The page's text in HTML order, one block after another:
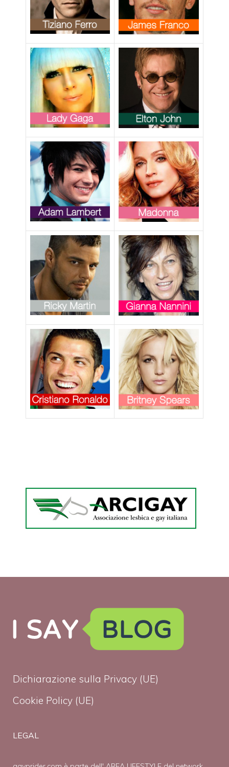
Dichiarazione sulla Privacy (UE)
Cookie Policy (UE)
LEGAL